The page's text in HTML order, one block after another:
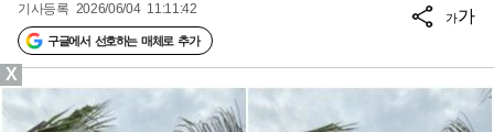
기사등록 2026/06/04 11:11:42
구글에서 선호하는 매체로 추가
가가
X